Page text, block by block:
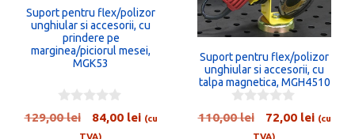
Suport pentru flex/polizor
unghiular si accesorii, cu
prindere pe
marginea/piciorul mesei,
MGK53
0
o
129,00lei
Prețul
inițial
84,00 leiPrețul
(cu
TVA)
Suport pentru flex/polizor
unghiular si accesorii, cu
talpa magnetica, MGH4510
0
o
110,00lei
Prețul
inițial
72,00 leiPrețul
(cu
TVA)